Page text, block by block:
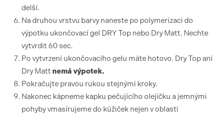
delší.
Na druhou vrstvu barvy naneste po polymerizaci do
výpotku ukončovací gel DRY Top nebo Dry Matt. Nechte
vytvrdit 60 sec.
Po vytvrzení ukončovacího gelu máte hotovo. Dry Top ani
Dry Mattnemá výpotek.
Pokračujte pravou rukou stejnými kroky.
Nakonec kápneme kapku pečujícího olejíčku a jemnými
pohyby vmasírujeme do kůžiček nejen v oblasti